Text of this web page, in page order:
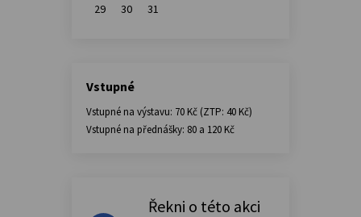
29
30 31
Vstupné
Vstupné na výstavu: 70 Kč (ZTP: 40 Kč)
Vstupné na přednášky: 80 a 120 Kč
Řekni o této akci